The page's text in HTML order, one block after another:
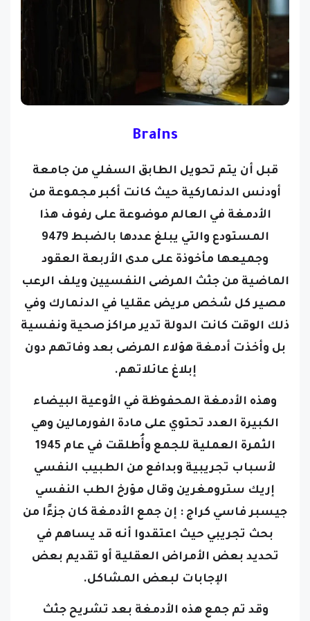
Brains
قبل أن يتم تحويل الطابق السفلي من جامعة
أودنس الدنماركية حيث كانت أكبر مجموعة من
الأدمغة في العالم موضوعة على رفوف هذا
المستودع والتي يبلغ عددها بالضبط 9479
وجميعها مأخوذة على مدى الأربعة العقود
الماضية من جثث المرضى النفسيين ويلف الرعب
مصير كل شخص مريض عقليا في الدنمارك وفي
ذلك الوقت كانت الدولة تدير مراكز صحية ونفسية
بل وأخذت أدمغة هؤلاء المرضى بعد وفاتهم دون
إبلاغ عائلاتهم.
وهذه الأدمغة المحفوظة في الأوعية البيضاء
الكبيرة العدد تحتوي على مادة الفورمالين وهي
الثمرة العملية للجمع وأُطلقت في عام 1945
لأسباب تجريبية وبدافع من الطبيب النفسي
إريك سترومغرين وقال مؤرخ الطب النفسي
جيسبر فاسي كراج : إن جمع الأدمغة كان جزءًا من
بحث تجريبي حيث اعتقدوا أنه قد يساهم في
تحديد بعض الأمراض العقلية أو تقديم بعض
الإجابات لبعض المشاكل.
وقد تم جمع هذه الأدمغة بعد تشريح جثث